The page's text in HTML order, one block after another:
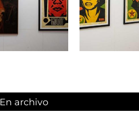
En archivo